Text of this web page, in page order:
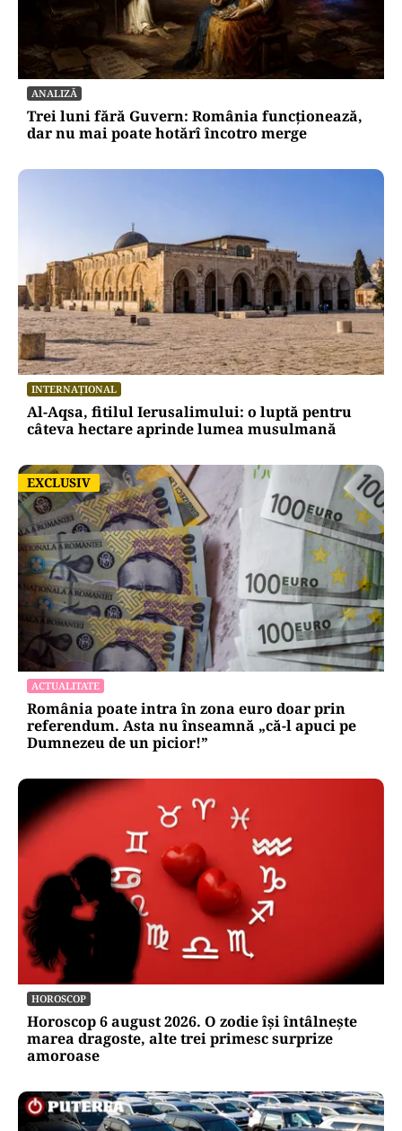
ANALIZĂ
Trei luni fără Guvern: România funcționează,
dar nu mai poate hotărî încotro merge
INTERNAȚIONAL
Al-Aqsa, fitilul Ierusalimului: o luptă pentru
câteva hectare aprinde lumea musulmană
EXCLUSIV
EXCLUSIV
ACTUALITATE
România poate intra în zona euro doar prin
referendum. Asta nu înseamnă „că-l apuci pe
Dumnezeu de un picior!”
HOROSCOP
Horoscop 6 august 2026. O zodie își întâlnește
marea dragoste, alte trei primesc surprize
amoroase